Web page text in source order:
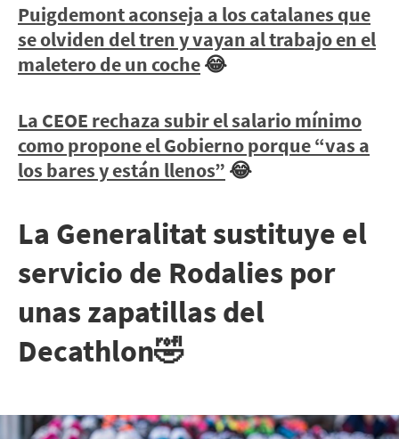
Puigdemont aconseja a los catalanes que
se olviden del tren y vayan al trabajo en el
maletero de un coche😂
La CEOE rechaza subir el salario mínimo
como propone el Gobierno porque “vas a
los bares y están llenos” 😂
La Generalitat sustituye el
servicio de Rodalies por
unas zapatillas del
Decathlon🤣